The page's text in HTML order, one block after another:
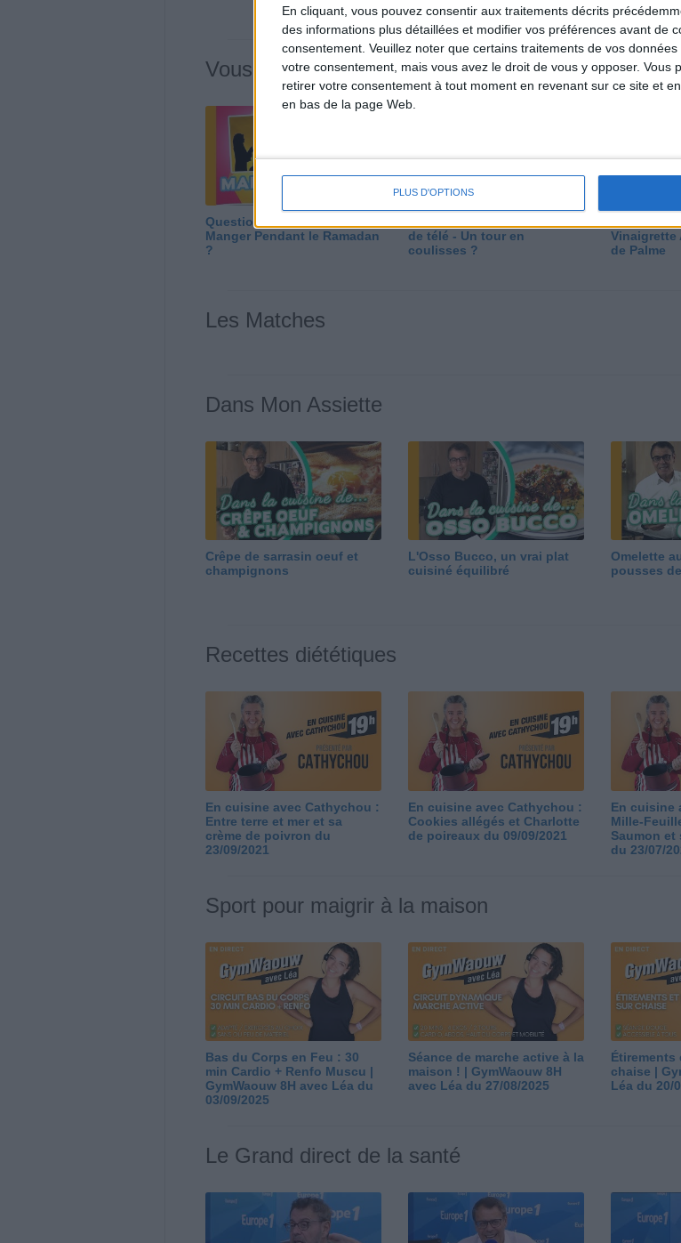
En cliquant, vous pouvez consentir aux traitements décrits
des informations plus détaillées et modifier vos préférences avant de
consentement. Veuillez noter que certains traitements de vos
votre consentement, mais vous avez le droit de vous y opposer. Vous
retirer votre consentement à tout moment en revenant sur ce site et
en bas de la page Web.
PLUS D'OPTIONS
Vous m'avez demandé
Question/Réponse : Que
Manger Pendant le Ramadan
?
de télé - Un tour en
coulisses ?
Vinaigrette
de Palme
Les Matches
Dans Mon Assiette
Crêpe de sarrasin oeuf et
champignons
L'Osso Bucco, un vrai plat
cuisiné équilibré
Omelette
pousses
Recettes diététiques
En cuisine avec Cathychou :
Entre terre et mer et sa
crème de poivron du
23/09/2021
En cuisine avec Cathychou :
Cookies allégés et Charlotte
de poireaux du 09/09/2021
En cuisine
Mille-
Saumon et
du 23/07/
Sport pour maigrir à la maison
Bas du Corps en Feu : 30
min Cardio + Renfo Muscu |
GymWaouw 8H avec Léa du
03/09/2025
Séance de marche active à la
maison ! | GymWaouw 8H
avec Léa du 27/08/2025
Étirements
chaise |
Léa du 20/
Le Grand direct de la santé